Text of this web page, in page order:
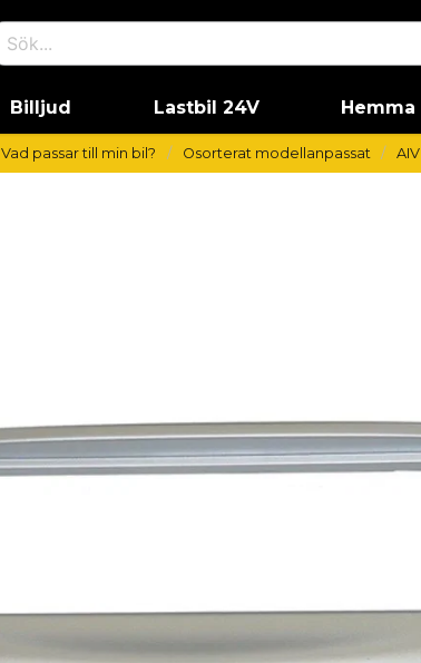
Billjud Lastbil 24V Hemma
Vad passar till min bil? Osorterat modellanpassat